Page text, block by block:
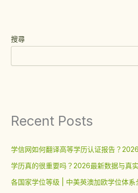
搜尋
Recent Posts
学信网如何翻译高等学历认证报告？
学历真的很重要吗？2026最新数据与真
各国家学位等级 | 中美英澳加欧学位体系